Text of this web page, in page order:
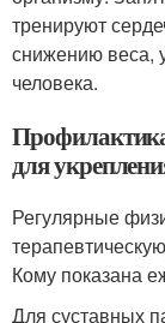
тренируют
снижению веса,
человека.
для
Регулярные
Кому показана
Для суставных